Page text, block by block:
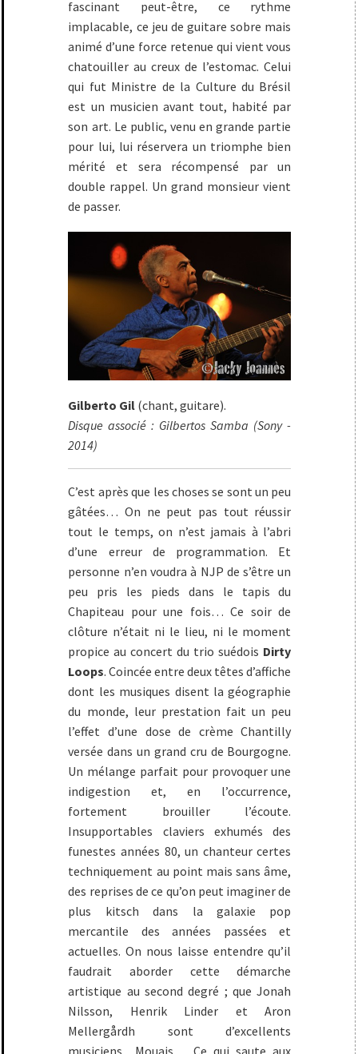
fascinant peut-être, ce rythme
implacable, ce jeu de guitare sobre mais
animé d’une force retenue qui vient vous
chatouiller au creux de l’estomac. Celui
qui fut Ministre de la Culture du Brésil
est un musicien avant tout, habité par
son art. Le public, venu en grande partie
pour lui, lui réservera un triomphe bien
mérité et sera récompensé par un
double rappel. Un grand monsieur vient
de passer.
Gilberto Gil (chant, guitare).
Disque associé : Gilbertos Samba (Sony -
2014)
C’est après que les choses se sont un peu
gâtées… On ne peut pas tout réussir
tout le temps, on n’est jamais à l’abri
d’une erreur de programmation. Et
personne n’en voudra à NJP de s’être un
peu pris les pieds dans le tapis du
Chapiteau pour une fois… Ce soir de
clôture n’était ni le lieu, ni le moment
propice au concert du trio suédois Dirty
Loops. Coincée entre deux têtes d’affiche
dont les musiques disent la géographie
du monde, leur prestation fait un peu
l’effet d’une dose de crème Chantilly
versée dans un grand cru de Bourgogne.
Un mélange parfait pour provoquer une
indigestion et, en l’occurrence,
fortement brouiller l’écoute.
Insupportables claviers exhumés des
funestes années 80, un chanteur certes
techniquement au point mais sans âme,
des reprises de ce qu’on peut imaginer de
plus kitsch dans la galaxie pop
mercantile des années passées et
actuelles. On nous laisse entendre qu’il
faudrait aborder cette démarche
artistique au second degré ; que Jonah
Nilsson, Henrik Linder et Aron
Mellergårdh sont d’excellents